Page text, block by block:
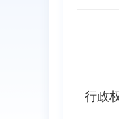
行政